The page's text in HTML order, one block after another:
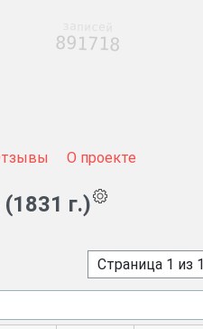
О проекте
г.)
Страница 1 из 1
891718